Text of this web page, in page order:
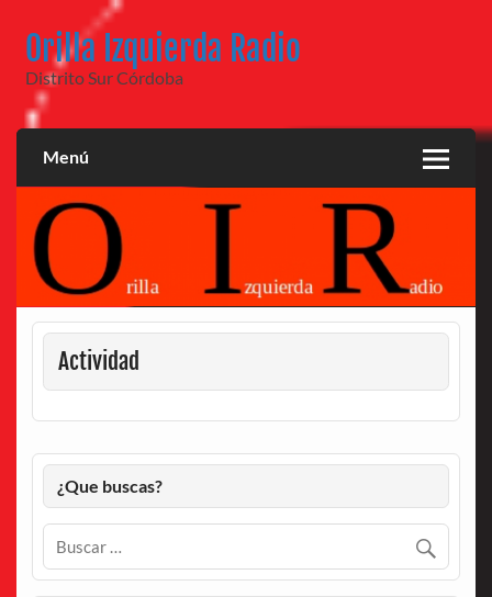
contenido
Orilla Izquierda Radio
Distrito Sur Córdoba
Menú
Actividad
¿Que buscas?